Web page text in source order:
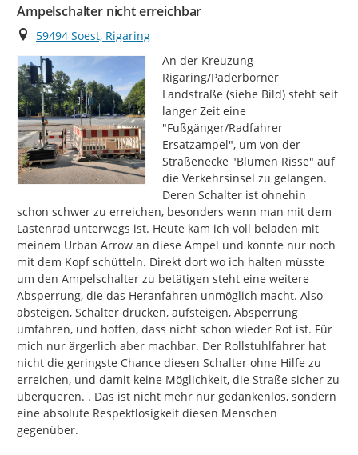
Ampelschalter nicht erreichbar
Ort
59494 Soest, Rigaring
An der Kreuzung
Rigaring/Paderborner
Landstraße (siehe Bild) steht seit
langer Zeit eine
"Fußgänger/Radfahrer
Ersatzampel", um von der
Straßenecke "Blumen Risse" auf
die Verkehrsinsel zu gelangen.
Deren Schalter ist ohnehin
schon schwer zu erreichen, besonders wenn man mit dem
Lastenrad unterwegs ist. Heute kam ich voll beladen mit
meinem Urban Arrow an diese Ampel und konnte nur noch
mit dem Kopf schütteln. Direkt dort wo ich halten müsste
um den Ampelschalter zu betätigen steht eine weitere
Absperrung, die das Heranfahren unmöglich macht. Also
absteigen, Schalter drücken, aufsteigen, Absperrung
umfahren, und hoffen, dass nicht schon wieder Rot ist. Für
mich nur ärgerlich aber machbar. Der Rollstuhlfahrer hat
nicht die geringste Chance diesen Schalter ohne Hilfe zu
erreichen, und damit keine Möglichkeit, die Straße sicher zu
überqueren. . Das ist nicht mehr nur gedankenlos, sondern
eine absolute Respektlosigkeit diesen Menschen
gegenüber.